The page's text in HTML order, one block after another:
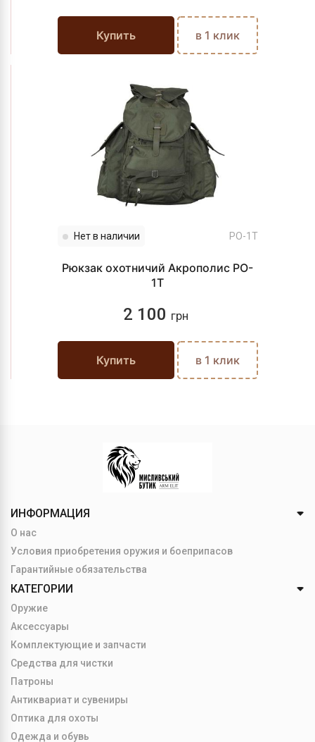
Купить в 1 клик
Нет в наличии PO-1T
Рюкзак охотничий Акрополис PO-
1T
2 100 грн
Купить в 1 клик
ИНФОРМАЦИЯ
О нас
Условия приобретения оружия и боеприпасов
Гарантийные обязательства
КАТЕГОРИИ
Оружие
Аксессуары
Комплектующие и запчасти
Средства для чистки
Патроны
Антиквариат и сувениры
Оптика для охоты
Одежда и обувь